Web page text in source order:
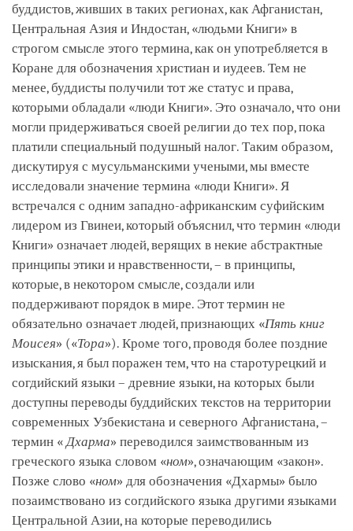
буддистов, живших в таких регионах, как Афганистан,
Центральная Азия и Индостан, «людьми Книги» в
строгом смысле этого термина, как он употребляется в
Коране для обозначения христиан и иудеев. Тем не
менее, буддисты получили тот же статус и права,
которыми обладали «люди Книги». Это означало, что они
могли придерживаться своей религии до тех пор, пока
платили специальный подушный налог. Таким образом,
дискутируя с мусульманскими учеными, мы вместе
исследовали значение термина «люди Книги». Я
встречался с одним западно-африканским суфийским
лидером из Гвинеи, который объяснил, что термин «люди
Книги» означает людей, верящих в некие абстрактные
принципы этики и нравственности, – в принципы,
которые, в некотором смысле, создали или
поддерживают порядок в мире. Этот термин не
обязательно означает людей, признающих «Пять книг
Моисея» («Тора»). Кроме того, проводя более поздние
изыскания, я был поражен тем, что на старотурецкий и
согдийский языки – древние языки, на которых были
доступны переводы буддийских текстов на территории
современных Узбекистана и северного Афганистана, –
термин « Дхарма» переводился заимствованным из
греческого языка словом «ном», означающим «закон».
Позже слово «ном» для обозначения «Дхармы» было
позаимствовано из согдийского языка другими языками
Центральной Азии, на которые переводились